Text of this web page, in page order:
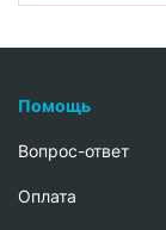
Помощь
Вопрос-ответ
Oплата